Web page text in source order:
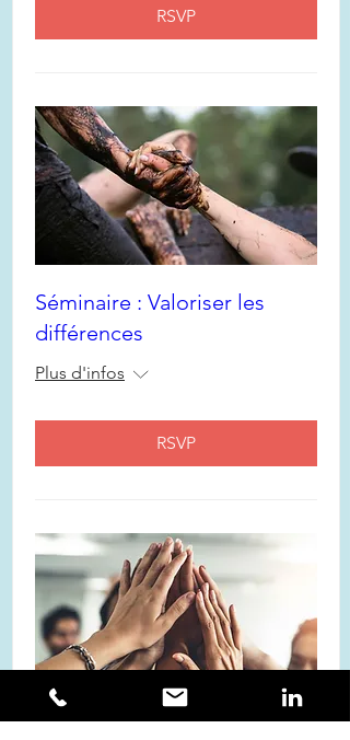
RSVP
Séminaire : Valoriser les
différences
Plus d'infos
RSVP
Séminaire : Libérer sa